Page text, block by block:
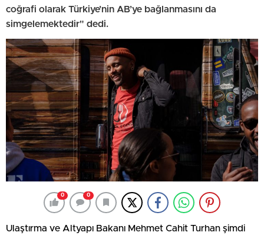
coğrafi olarak Türkiye’nin AB’ye bağlanmasını da
simgelemektedir" dedi.
0 0
Ulaştırma ve Altyapı Bakanı Mehmet Cahit Turhan şimdi